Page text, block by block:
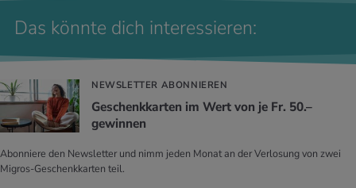
Das könnte dich interessieren:
NEWSLETTER ABONNIEREN
Geschenkkarten im Wert von je Fr. 50.–
gewinnen
Abonniere den Newsletter und nimm jeden Monat an der Verlosung von zwei
Migros-Geschenkkarten teil.